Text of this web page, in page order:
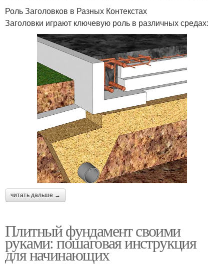
Роль Заголовков в Разных Контекстах
Заголовки играют ключевую роль в различных средах:
читать дальше →
Плитный фундамент своими
руками: пошаговая инструкция
для начинающих